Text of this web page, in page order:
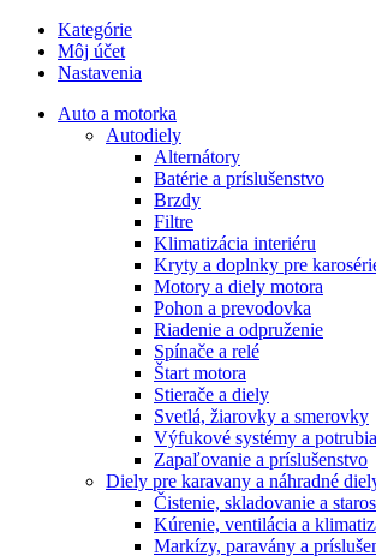
Kategórie
Môj účet
Nastavenia
Auto a motorka
Autodiely
Alternátory
Batérie a príslušenstvo
Brzdy
Filtre
Klimatizácia interiéru
Kryty a doplnky pre
Motory a diely motora
Pohon a prevodovka
Riadenie a odpruženie
Spínače a relé
Štart motora
Stierače a diely
Svetlá, žiarovky a smerovky
Výfukové systémy a potrubia
Zapaľovanie a príslušenstvo
Diely pre karavany a náhradné
Čistenie, skladovanie a
Kúrenie, ventilácia a
Markízy, paravány a